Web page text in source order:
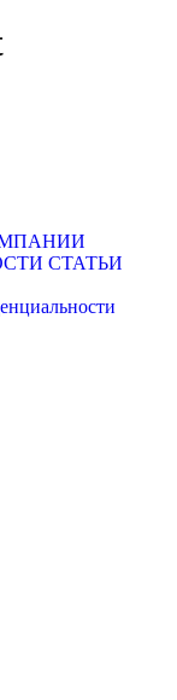
СТАТЬИ